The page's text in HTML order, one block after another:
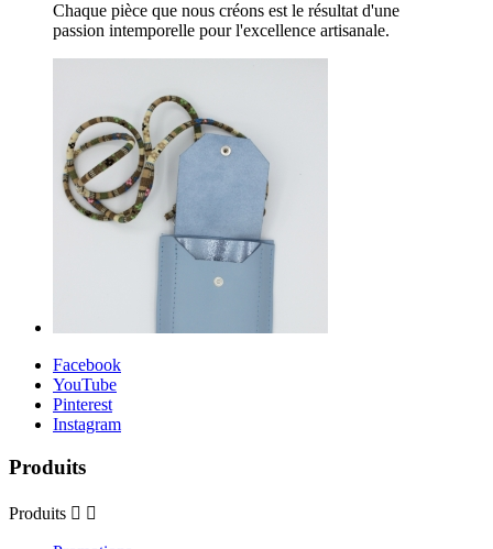
Chaque pièce que nous créons est le résultat d'une
passion intemporelle pour l'excellence artisanale.
Facebook
YouTube
Pinterest
Instagram
Produits
Produits  